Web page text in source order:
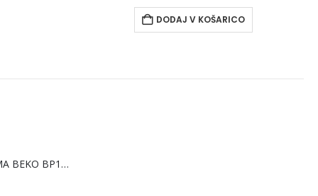
PRENOSNA KLIMA BEKO BP1125H